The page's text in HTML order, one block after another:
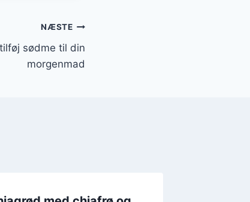
NÆSTE
sødme til din
morgenmad